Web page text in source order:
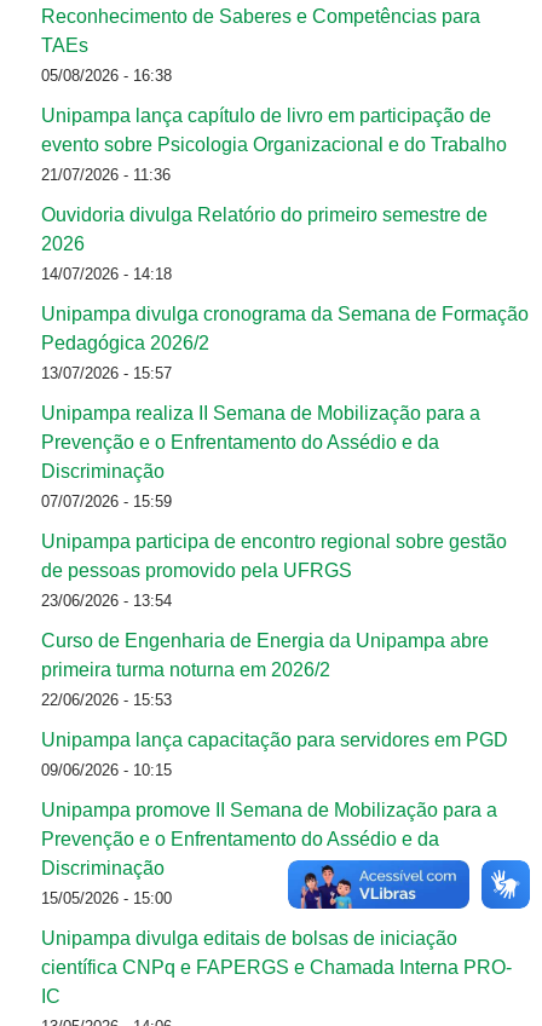
Reconhecimento de Saberes e Competências para
TAEs
05/08/2026 - 16:38
Unipampa lança capítulo de livro em participação de
evento sobre Psicologia Organizacional e do Trabalho
21/07/2026 - 11:36
Ouvidoria divulga Relatório do primeiro semestre de
2026
14/07/2026 - 14:18
Unipampa divulga cronograma da Semana de Formação
Pedagógica 2026/2
13/07/2026 - 15:57
Unipampa realiza II Semana de Mobilização para a
Prevenção e o Enfrentamento do Assédio e da
Discriminação
07/07/2026 - 15:59
Unipampa participa de encontro regional sobre gestão
de pessoas promovido pela UFRGS
23/06/2026 - 13:54
Curso de Engenharia de Energia da Unipampa abre
primeira turma noturna em 2026/2
22/06/2026 - 15:53
Unipampa lança capacitação para servidores em PGD
09/06/2026 - 10:15
Unipampa promove II Semana de Mobilização para a
Prevenção e o Enfrentamento do Assédio e da
Discriminação
15/05/2026 - 15:00
Unipampa divulga editais de bolsas de iniciação
científica CNPq e FAPERGS e Chamada Interna PRO-
IC